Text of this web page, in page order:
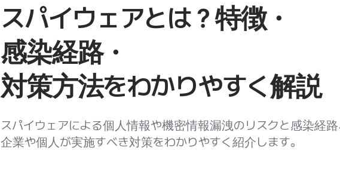
スパイウェアとは？特徴・
感染経路・
対策方法をわかりやすく解説
スパイウェアによる個人情報や機密情報漏洩のリスクと感染経
企業や個人が実施すべき対策をわかりやすく紹介します。